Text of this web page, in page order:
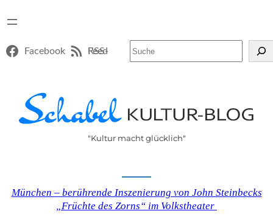
Facebook RSS-Feed
"Kultur macht glücklich"
München – berührende Inszenierung von John Steinbecks
„Früchte des Zorns“ im Volkstheater